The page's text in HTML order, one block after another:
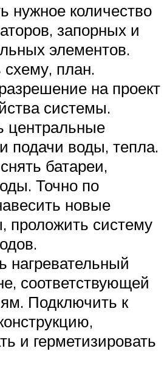
нужное количество
запорных и
элементов.
план.
на проект
системы.
центральные
подачи воды, тепла.
батареи,
Точно по
новые
проложить систему
нагревательный
соответствующей
Подключить к
и герметизировать